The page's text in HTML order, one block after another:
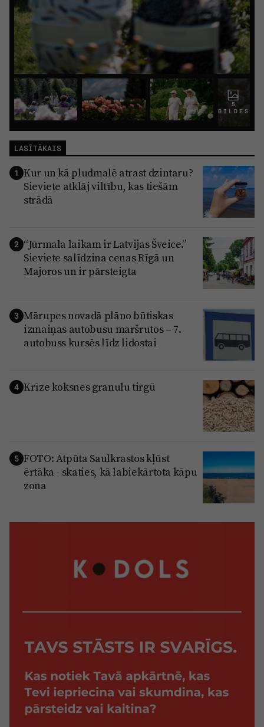
5
BILDES
LASĪTĀKAIS
1 Kur un kā pludmalē atrast dzintaru?
Sieviete atklāj viltību, kas tiešām
strādā
2 “Jūrmala laikam ir Latvijas Šveice.”
Sieviete salīdzina cenas Rīgā un
Majoros un ir pārsteigta
3 Mārupes novadā plāno būtiskas
izmaiņas autobusu maršrutos – 7.
autobuss kursēs līdz lidostai
4 Krīze koksnes granulu tirgū
5 FOTO: Atpūta Saulkrastos kļūst
ērtāka - skaties, kā labiekārtota kāpu
zona